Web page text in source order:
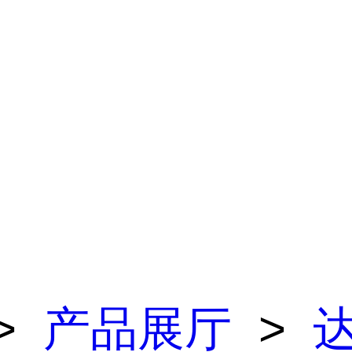
产品展厅 >